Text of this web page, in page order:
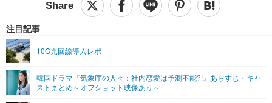
ショッピング その他
エンタメTOP 映画・ドラマ
グラビア
ライフTOP
その他
リリース一覧
プッシュ通知の停止方法
注目記事
10G光回線導入レポ
韓国ドラマ『気象庁の人々：社内恋愛は予測不能?!』あらすじ・キャ
ストまとめ～オフショット映像あり～